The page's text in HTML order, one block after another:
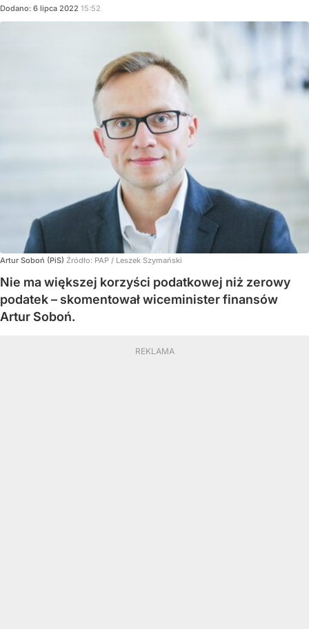
Dodano: 6 lipca 2022 15:52
Artur Soboń (PiS) Źródło: PAP / Leszek Szymański
Nie ma większej korzyści podatkowej niż zerowy
podatek – skomentował wiceminister finansów
Artur Soboń.